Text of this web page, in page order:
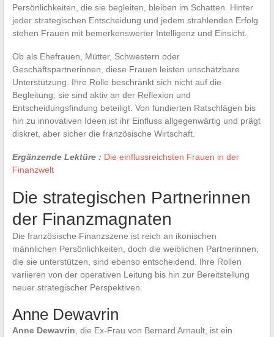
Persönlichkeiten, die sie begleiten, bleiben im Schatten. Hinter
jeder strategischen Entscheidung und jedem strahlenden Erfolg
stehen Frauen mit bemerkenswerter Intelligenz und Einsicht.
Ob als Ehefrauen, Mütter, Schwestern oder
Geschäftspartnerinnen, diese Frauen leisten unschätzbare
Unterstützung. Ihre Rolle beschränkt sich nicht auf die
Begleitung; sie sind aktiv an der Reflexion und
Entscheidungsfindung beteiligt. Von fundierten Ratschlägen bis
hin zu innovativen Ideen ist ihr Einfluss allgegenwärtig und prägt
diskret, aber sicher die französische Wirtschaft.
Ergänzende Lektüre : Die einflussreichsten Frauen in der
Finanzwelt
Die strategischen Partnerinnen
der Finanzmagnaten
Die französische Finanzszene ist reich an ikonischen
männlichen Persönlichkeiten, doch die weiblichen Partnerinnen,
die sie unterstützen, sind ebenso entscheidend. Ihre Rollen
variieren von der operativen Leitung bis hin zur Bereitstellung
neuer strategischer Perspektiven.
Anne Dewavrin
Anne Dewavrin , die Ex-Frau von Bernard Arnault, ist ein